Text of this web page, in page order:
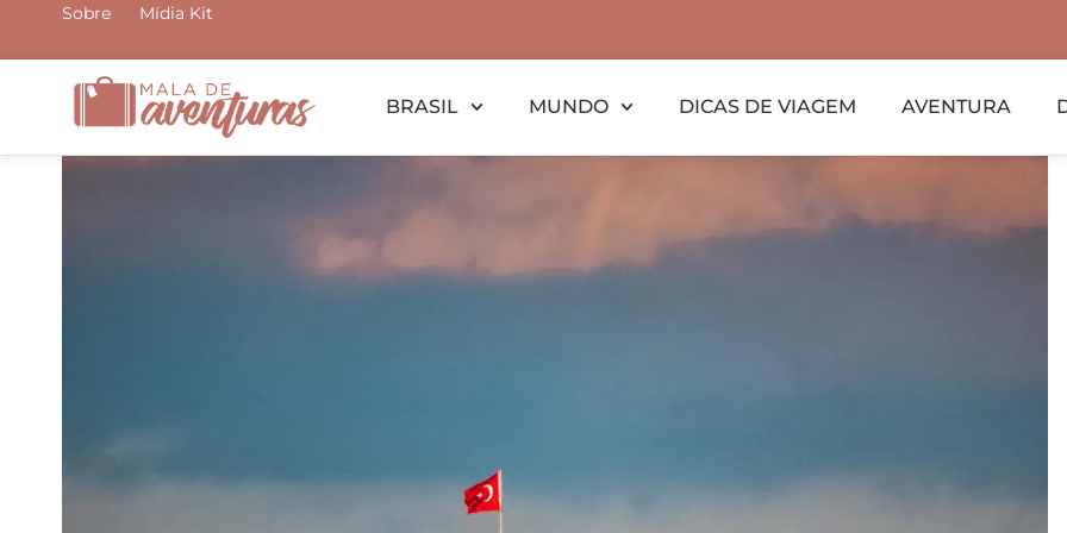
conteúdo
Sobre Mídia Kit
BRASIL MUNDO DICAS DE VIAGEM AVENTURA